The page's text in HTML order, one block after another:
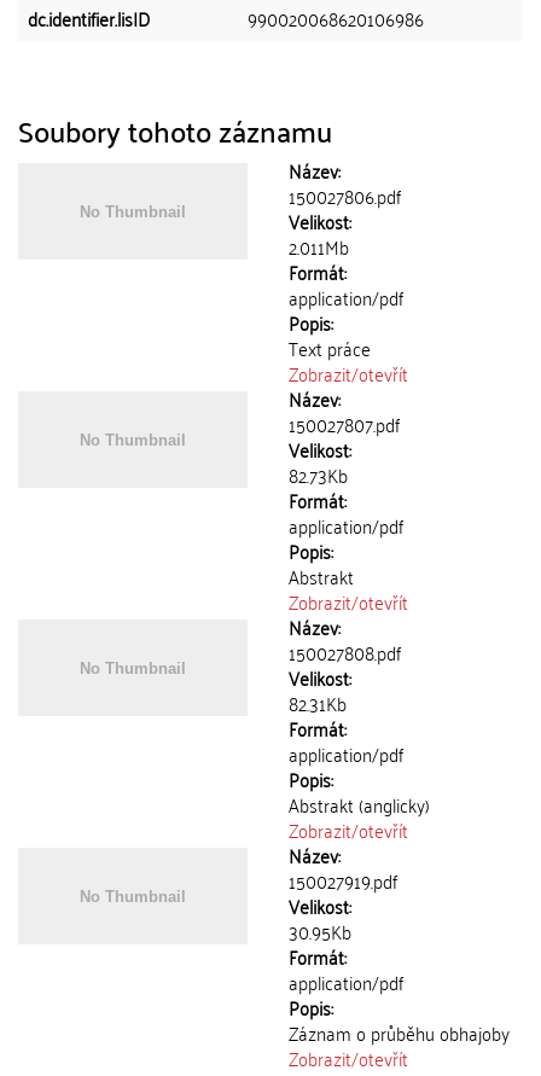
dc.identifier.lisID
990020068620106986
Soubory tohoto záznamu
Název:
150027806.pdf
Velikost:
2.011Mb
Formát:
application/pdf
Popis:
Text práce
Zobrazit/otevřít
Název:
150027807.pdf
Velikost:
82.73Kb
Formát:
application/pdf
Popis:
Abstrakt
Zobrazit/otevřít
Název:
150027808.pdf
Velikost:
82.31Kb
Formát:
application/pdf
Popis:
Abstrakt (anglicky)
Zobrazit/otevřít
Název:
150027919.pdf
Velikost:
30.95Kb
Formát:
application/pdf
Popis:
Záznam o průběhu obhajoby
Zobrazit/otevřít